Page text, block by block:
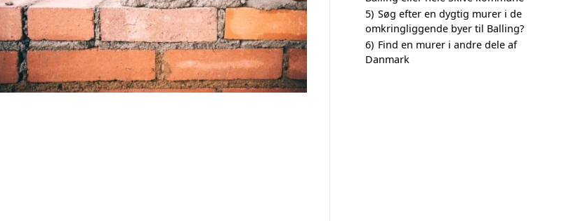
5) Søg efter en dygtig murer i de
omkringliggende byer til Balling?
6) Find en murer i andre dele af
Danmark